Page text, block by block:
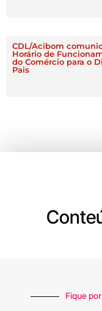
CDL/Acibom
Horário de
do Comércio para o
Pais
Fique